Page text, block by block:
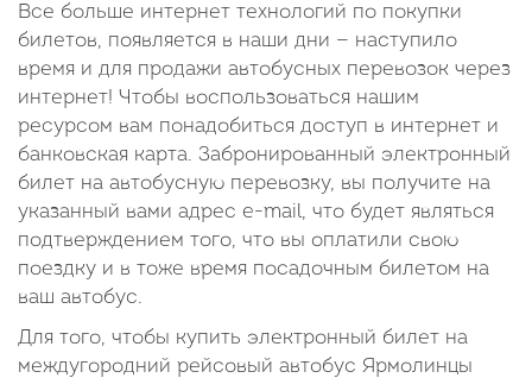
Все больше интернет технологий по покупки
билетов, появляется в наши дни — наступило
время и для продажи автобусных перевозок через
интернет! Чтобы воспользоваться нашим
ресурсом вам понадобиться доступ в интернет и
банковская карта. Забронированный электронный
билет на автобусную перевозку, вы получите на
указанный вами адрес e-mail, что будет являться
подтверждением того, что вы оплатили свою
поездку и в тоже время посадочным билетом на
ваш автобус.
Для того, чтобы купить электронный билет на
междугородний рейсовый автобус Ярмолинцы